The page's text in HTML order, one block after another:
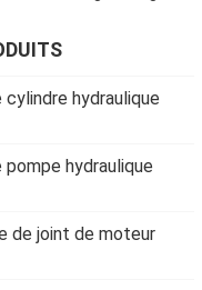
hydraulique
hydraulique
de joint de moteur